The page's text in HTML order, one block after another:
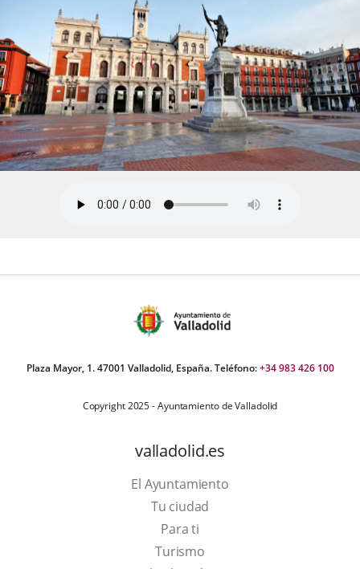
Plaza Mayor, 1. 47001 Valladolid, España. Teléfono:+34 983 426 100
Copyright 2025 - Ayuntamiento de Valladolid
valladolid.es
El Ayuntamiento
Tu ciudad
Para ti
TurismoThis